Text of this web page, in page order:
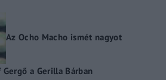
Az Ocho Macho ismét nagyot
a Gerilla Bárban